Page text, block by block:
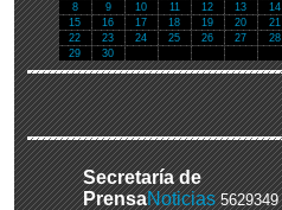
8
9 10 11 12 13
14
15
16 17 18 19 20
21
22
23 24 25 26 27
28
29
30
Secretaría de
PrensaNoticias 5629349